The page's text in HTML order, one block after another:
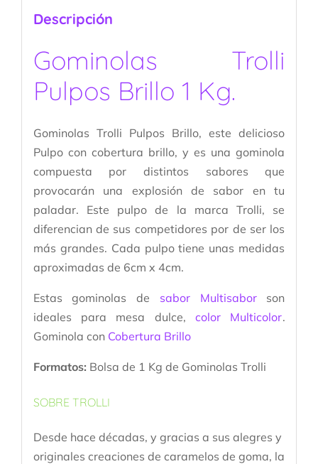
Descripción
Gominolas Trolli
Pulpos Brillo 1 Kg.
Gominolas Trolli Pulpos Brillo, este delicioso
Pulpo con cobertura brillo, y es una gominola
compuesta por distintos sabores que
provocarán una explosión de sabor en tu
paladar. Este pulpo de la marca Trolli, se
diferencian de sus competidores por de ser los
más grandes. Cada pulpo tiene unas medidas
aproximadas de 6cm x 4cm.
Estas gominolas de sabor Multisaborson
ideales para mesa dulce,color Multicolor.
Gominola con Cobertura Brillo
Formatos: Bolsa de 1 Kg de Gominolas Trolli
SOBRE TROLLI
Desde hace décadas, y gracias a sus alegres y
originales creaciones de caramelos de goma, la